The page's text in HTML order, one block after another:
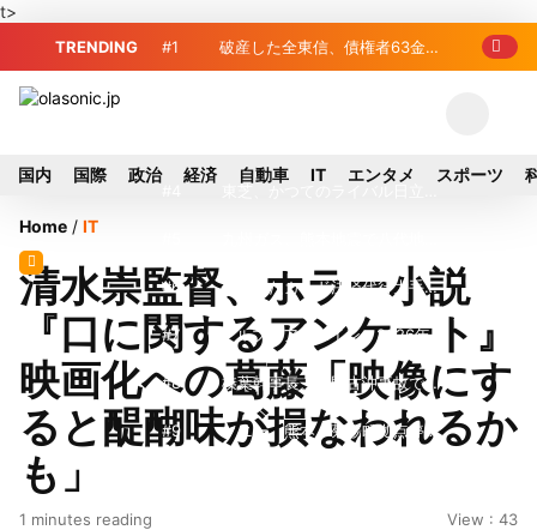
t>
TRENDING #1 破産した全東信、債権者63金融
界良好
のガス供給停止 「2次災害防止」を理
由に
#6 破産したカード決済代行大手
「全東信」債権者リスト公開、金融機関
63者の負債総額は1151億円
#7 アルプスアルパイン、2026年8
月1日付人事異動を発表
#8 榛葉幹事長、辺野古沖事故で
「地元メディアの報道不足」指摘 那覇
#9 ソニー、熊本・菊陽町拠点停
国内 国際 政治 経済 自動車 IT エンタメ スポーツ
Home / IT
清水崇監督、ホラー小説
『口に関するアンケート』
映画化への葛藤「映像にす
ると醍醐味が損なわれるか
も」
1 minutes reading View : 43